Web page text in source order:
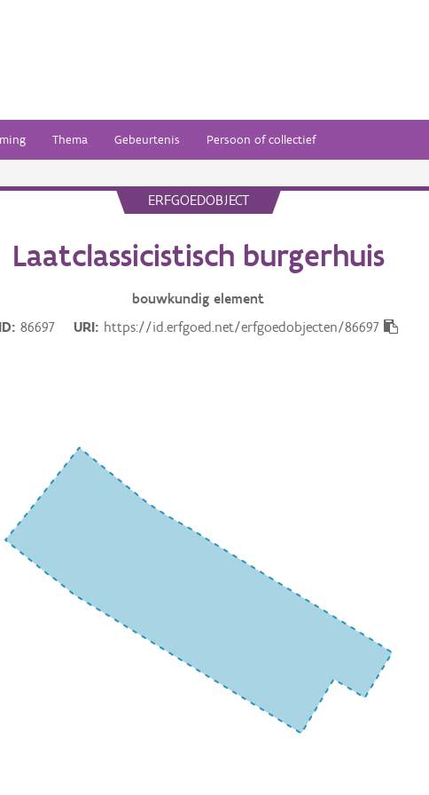
Thema Gebeurtenis Persoon of collectief
ERFGOEDOBJECT
Laatclassicistisch burgerhuis
bouwkundig element
ID
86697 URI https://id.erfgoed.net/erfgoedobjecten/86697